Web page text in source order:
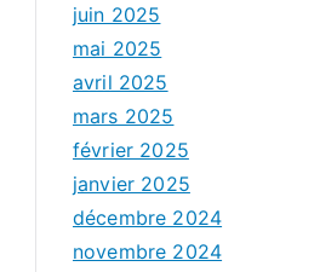
juin 2025
mai 2025
avril 2025
mars 2025
février 2025
janvier 2025
décembre 2024
novembre 2024